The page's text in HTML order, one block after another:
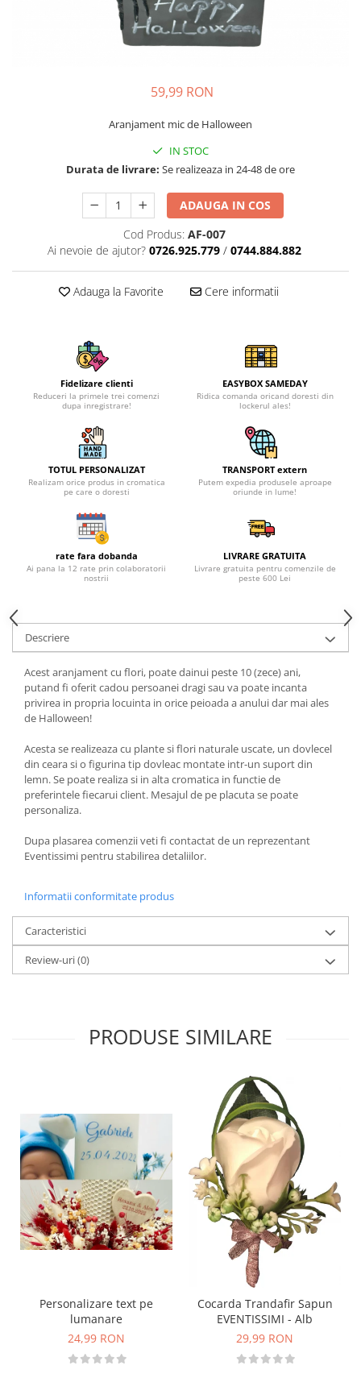
59,99 RON
Aranjament mic de Halloween
IN STOC
Durata de livrare: Se realizeaza in 24-48 de ore
ADAUGA IN COS
Cod Produs: AF-007
Ai nevoie de ajutor? 0726.925.779 / 0744.884.882
Adauga la Favorite Cere informatii
Fidelizare clienti
Reduceri la primele trei comenzi
dupa inregistrare!
EASYBOX SAMEDAY
Ridica comanda oricand doresti din
lockerul ales!
TOTUL PERSONALIZAT
Realizam orice produs in cromatica
pe care o doresti
TRANSPORT extern
Putem expedia produsele aproape
oriunde in lume!
rate fara dobanda
Ai pana la 12 rate prin colaboratorii
nostrii
LIVRARE GRATUITA
Livrare gratuita pentru comenzile de
peste 600 Lei
Descriere
Acest aranjament cu flori, poate dainui peste 10 (zece) ani,
putand fi oferit cadou persoanei dragi sau va poate incanta
privirea in propria locuinta in orice peioada a anului dar mai ales
de Halloween!
Acesta se realizeaza cu plante si flori naturale uscate, un dovlecel
din ceara si o figurina tip dovleac montate intr-un suport din
lemn. Se poate realiza si in alta cromatica in functie de
preferintele fiecarui client. Mesajul de pe placuta se poate
personaliza.
Dupa plasarea comenzii veti fi contactat de un reprezentant
Eventissimi pentru stabilirea detaliilor.
Informatii conformitate produs
Caracteristici
Review-uri(0)
PRODUSE SIMILARE
Personalizare text pe
lumanare
24,99 RON
Cocarda Trandafir Sapun
EVENTISSIMI - Alb
29,99 RON